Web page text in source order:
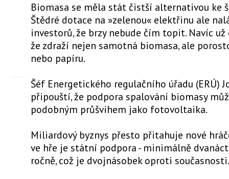
Biomasa se měla stát čistší alternativou ke
Štědré dotace na »zelenou« elektřinu ale
investorů, že brzy nebude čím topit. Navíc už
že zdraží nejen samotná biomasa, ale
nebo papíru.
Šéf Energetického regulačního úřadu (ERÚ)
připouští, že podpora spalování biomasy
podobným průšvihem jako fotovoltaika.
Miliardový byznys přesto přitahuje nové
ve hře je státní podpora - minimálně
ročně, což je dvojnásobek oproti současnosti.